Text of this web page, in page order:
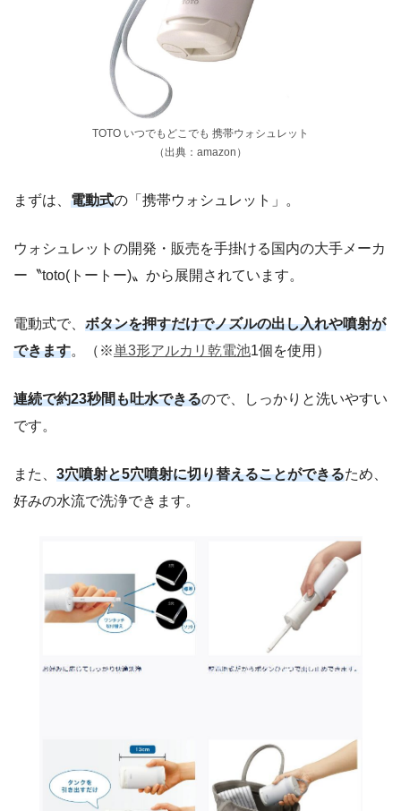
TOTO いつでもどこでも 携帯ウォシュレット
（出典：amazon）
まずは、 電動式の「携帯ウォシュレット」。
ウォシュレットの開発・販売を手掛ける国内の大手メーカ
ー〝toto(トートー)〟から展開されています。
電動式で、 ボタンを押すだけでノズルの出し入れや噴射が
できます。（※単3形アルカリ乾電池1個を使用）
連続で約23秒間も吐水できるので、しっかりと洗いやすい
です。
また、 3穴噴射と5穴噴射に切り替えることができるため、
好みの水流で洗浄できます。